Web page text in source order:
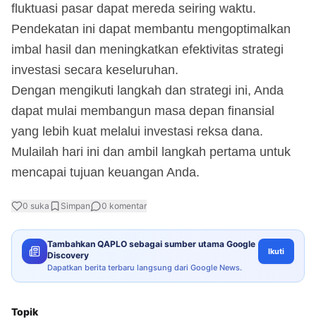
fluktuasi pasar dapat mereda seiring waktu.
Pendekatan ini dapat membantu mengoptimalkan
imbal hasil dan meningkatkan efektivitas strategi
investasi secara keseluruhan.
Dengan mengikuti langkah dan strategi ini, Anda
dapat mulai membangun masa depan finansial
yang lebih kuat melalui investasi reksa dana.
Mulailah hari ini dan ambil langkah pertama untuk
mencapai tujuan keuangan Anda.
0 suka Simpan 0 komentar
Tambahkan QAPLO sebagai sumber utama Google
Discovery
Dapatkan berita terbaru langsung dari Google News.
Ikuti
Topik